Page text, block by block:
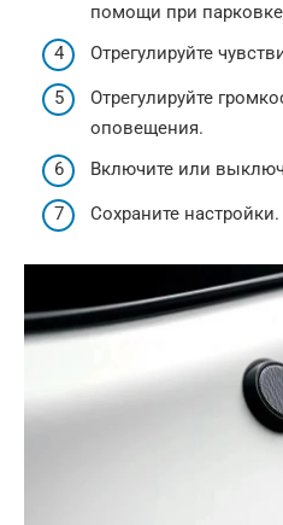
помощи при
Отрегулируйте
Отрегулируйте
оповещения.
Включите или
Сохраните настройки.